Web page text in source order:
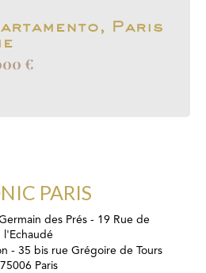
Paris
€
PARIS
des Prés - 19 Rue de
l'Echaudé
- 35 bis rue Grégoire de Tours
75006 Paris